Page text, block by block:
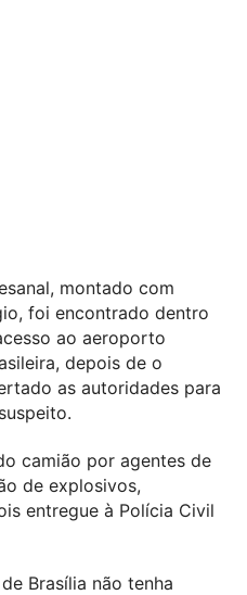
montado com
foi encontrado dentro
ao aeroporto
depois de o
as autoridades para
camião por agentes de
de explosivos,
entregue à Polícia Civil
Brasília não tenha